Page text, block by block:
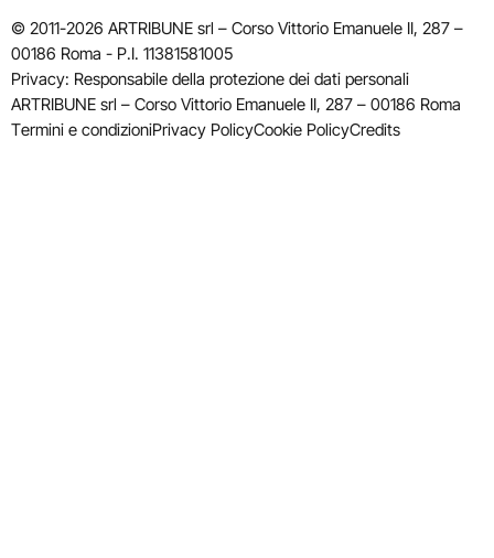
© 2011-2026 ARTRIBUNE srl – Corso Vittorio Emanuele II, 287 –
00186 Roma - P.I. 11381581005
Privacy: Responsabile della protezione dei dati personali
ARTRIBUNE srl – Corso Vittorio Emanuele II, 287 – 00186 Roma
Termini e condizioniPrivacy PolicyCookie PolicyCredits